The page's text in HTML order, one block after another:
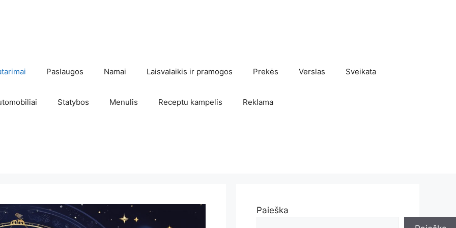
Paslaugos Namai Laisvalaikis ir pramogos Prekės Verslas Sveikata
Statybos Menulis Receptu kampelis Reklama
Paieška